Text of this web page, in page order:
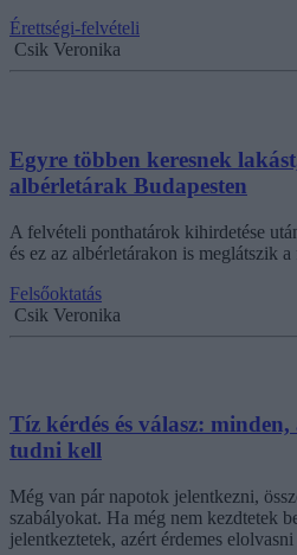
Érettségi-felvételi
Csik Veronika
Egyre többen keresnek
albérletárak Budapesten
A felvételi ponthatárok kihirdetése
és ez az albérletárakon is meglátszik
Felsőoktatás
Csik Veronika
Tíz kérdés és válasz:
tudni kell
Még van pár napotok jelentkezni,
szabályokat. Ha még nem kezdtetek
jelentkeztetek, azért érdemes